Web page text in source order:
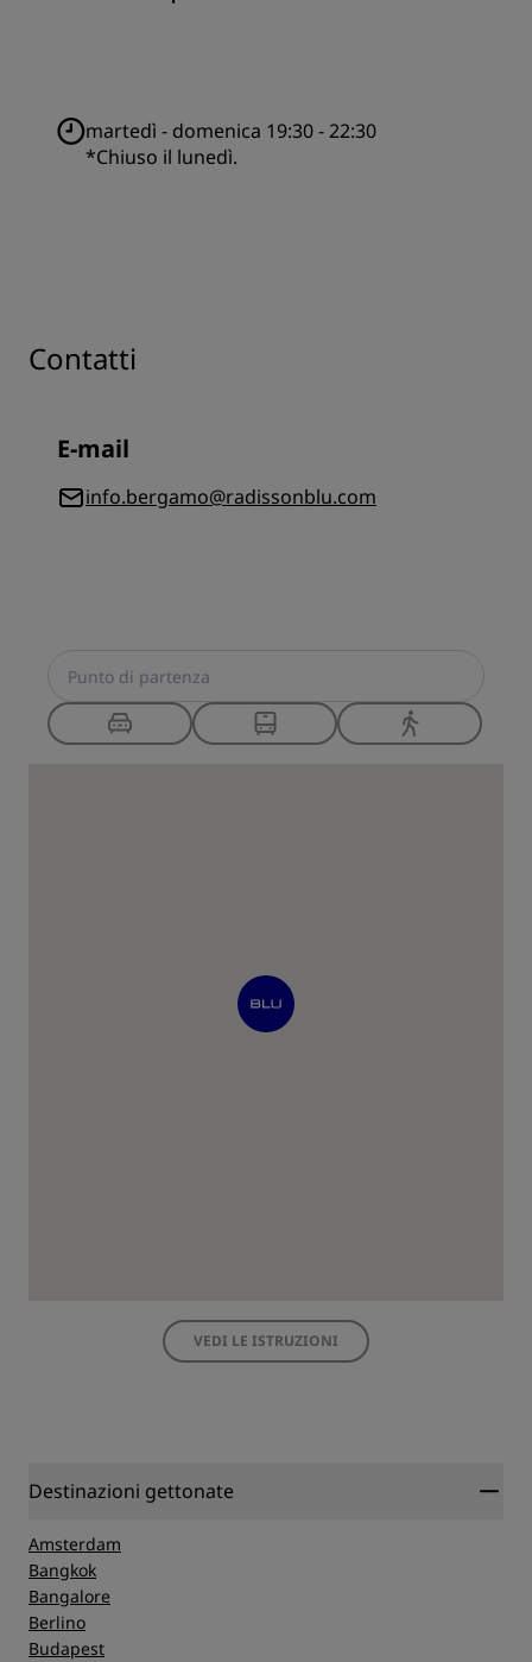
martedì - domenica 19:30 - 22:30
*Chiuso il lunedì.
Contatti
E-mail
info.bergamo@radissonblu.com
VEDI LE ISTRUZIONI
Destinazioni gettonate
Amsterdam
Bangkok
Bangalore
Berlino
Budapest